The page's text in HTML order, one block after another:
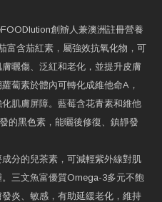
創辧人兼澳洲註冊營養
富含茄紅素，屬強效抗氧化物，可
曬傷、泛紅和老化，並提升皮膚
蔔素於體內可轉化成維他命A，
肌膚屏障。藍莓含花青素和維他
的黑色素，能曬後修復、鎮靜發
分的兒茶素，可減輕紫外線對肌
三文魚富優質Omega-3多元不飽
炎、敏感，有助延緩老化，維持